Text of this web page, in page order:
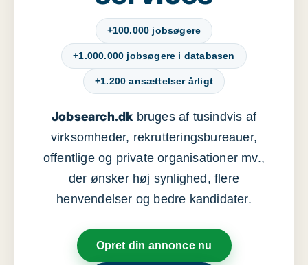
+100.000 jobsøgere
+1.000.000 jobsøgere i databasen
+1.200 ansættelser årligt
Jobsearch.dkbruges af tusindvis af
virksomheder, rekrutteringsbureauer,
offentlige og private organisationer mv.,
der ønsker høj synlighed, flere
henvendelser og bedre kandidater.
Opret din annonce nu